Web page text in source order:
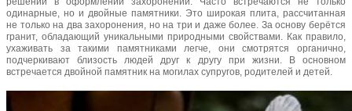
одинарные, но и двойные памятники. Это широкая плита, рассчитанная
не только на два захоронения, но на три и даже более. За основу берётся
гранит, обладающий уникальными природными свойствами. Как правило,
ухаживать за такими памятниками легче, они смотрятся органично,
подчеркивают близость людей друг к другу при жизни. В основном
встречается двойной памятник на могилах супругов, родителей и детей.